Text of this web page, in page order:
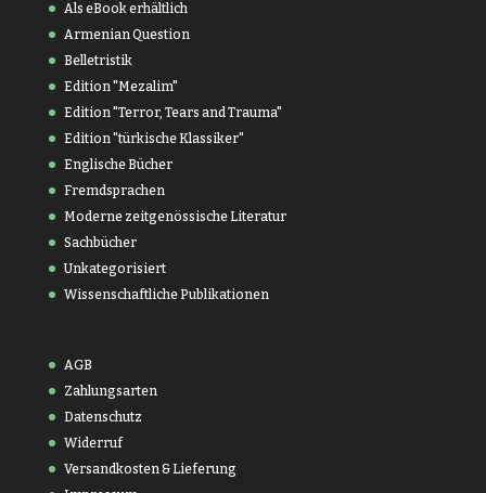
Als eBook erhältlich
Armenian Question
Belletristik
Edition "Mezalim"
Edition "Terror, Tears and Trauma"
Edition "türkische Klassiker"
Englische Bücher
Fremdsprachen
Moderne zeitgenössische Literatur
Sachbücher
Unkategorisiert
Wissenschaftliche Publikationen
AGB
Zahlungsarten
Datenschutz
Widerruf
Versandkosten & Lieferung